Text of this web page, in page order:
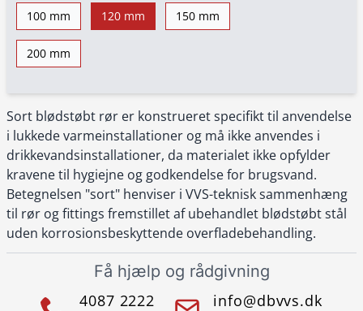
Sort blødstøbt rør er konstrueret specifikt til anvendelse
i lukkede varmeinstallationer og må ikke anvendes i
drikkevandsinstallationer, da materialet ikke opfylder
kravene til hygiejne og godkendelse for brugsvand.
Betegnelsen "sort" henviser i VVS-teknisk sammenhæng
til rør og fittings fremstillet af ubehandlet blødstøbt stål
uden korrosionsbeskyttende overfladebehandling.
100 mm 120 mm 150 mm
200 mm
Få hjælp og rådgivning
4087 2222
info@dbvvs.dk